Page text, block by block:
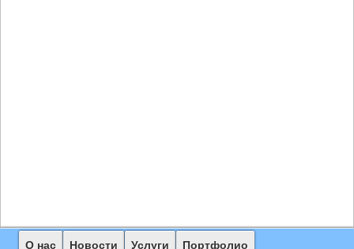
ГлавноеПерейти
Перейти
О нас Новости Услуги
Портфолио